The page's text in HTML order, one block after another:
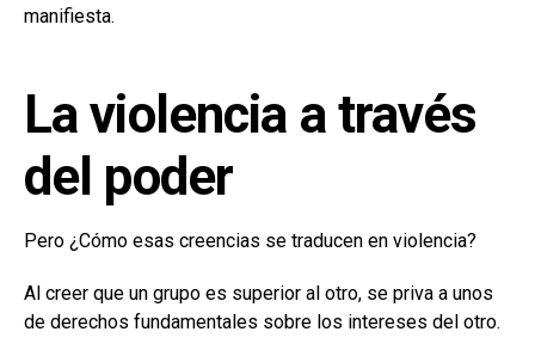
manifiesta.
La violencia a través
del poder
Pero ¿Cómo esas creencias se traducen en violencia?
Al creer que un grupo es superior al otro, se priva a unos
de derechos fundamentales sobre los intereses del otro.